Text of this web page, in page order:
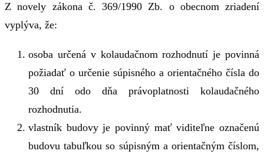
Z novely zákona č. 369/1990 Zb. o obecnom zriadení
vyplýva, že:
osoba určená v kolaudačnom rozhodnutí je povinná
požiadať o určenie súpisného a orientačného čísla do
30 dní odo dňa právoplatnosti kolaudačného
rozhodnutia.
vlastník budovy je povinný mať viditeľne označenú
budovu tabuľkou so súpisným a orientačným číslom,